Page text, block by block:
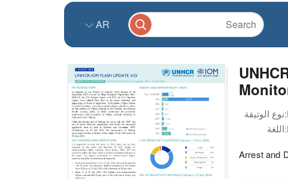
AR
نوع الوثيقة:
اللغة:
Arrest and